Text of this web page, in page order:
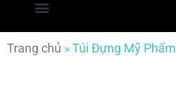
Trang chủ »Túi Đựng Mỹ Phẩm